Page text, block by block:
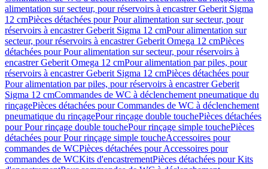
alimentation sur secteur, pour réservoirs à encastrer Geberit Sigma
12 cmPièces détachées pour Pour alimentation sur secteur, pour
réservoirs à encastrer Geberit Sigma 12 cmPour alimentation sur
secteur, pour réservoirs à encastrer Geberit Omega 12 cmPièces
détachées pour Pour alimentation sur secteur, pour réservoirs à
encastrer Geberit Omega 12 cmPour alimentation par piles, pour
réservoirs à encastrer Geberit Sigma 12 cmPièces détachées pour
Pour alimentation par piles, pour réservoirs à encastrer Geberit
Sigma 12 cmCommandes de WC à déclenchement pneumatique du
rinçagePièces détachées pour Commandes de WC à déclenchement
pneumatique du rinçagePour rinçage double touchePièces détachées
pour Pour rinçage double touchePour rinçage simple touchePièces
détachées pour Pour rinçage simple toucheAccessoires pour
commandes de WCPièces détachées pour Accessoires pour
commandes de WCKits d'encastrementPièces détachées pour Kits